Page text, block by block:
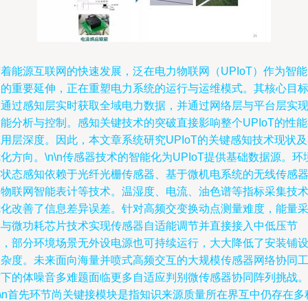
能源互联网的快速发展，泛在电力物联网（UPIoT）作为智
重要延伸，正在重塑电力系统的运行与运维模式。其核心目标
过感知层实时获取全域电力数据，并通过网络层与平台层实现
分析与控制。感知关键技术的突破直接影响整个UPIoT的性
层深度。因此，本文章系统研究UPIoT的关键感知技术现状
方向。\n\n传感器技术的智能化为UPIoT提供基础数据源。环
态感知依赖于光纤光栅传感器、基于微机电系统的无线传感器
联网智能表计等技术。温湿度、电流、油色谱等指标采集技术
改善了信息差异误差。针对高频交变换动点测量难度，能量采
微功耗芯片技术实现传感器自适能调节并直接接入中低压节
部分环境场景无外设电源也可持续运行，大大降低了安装铺设
度。未来面向海量并喷式高频交互的大规模传感器网络协同工
的体噪音多难题面临更多自适应判别微传感器协同阵列挑战。
首先环节尚关键接模块是指知识来源质量所在界互中仍存在多